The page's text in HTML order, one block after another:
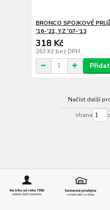
BRONCO SPOJKOVÉ
'16-'21, YZ '07-'13
318 Kč
263 Kč bez DPH
Načíst další
strana